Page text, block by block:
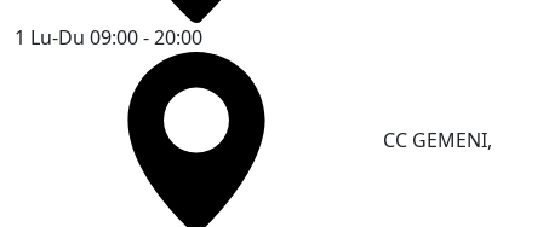
1 Lu-Du 09:00 - 20:00
CC GEMENI,